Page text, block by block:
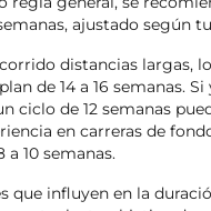
ajustado según
distancias largas,
de 14 a 16 semanas. Si
ciclo de 12 semanas
en carreras de
a 10 semanas.
que influyen en la